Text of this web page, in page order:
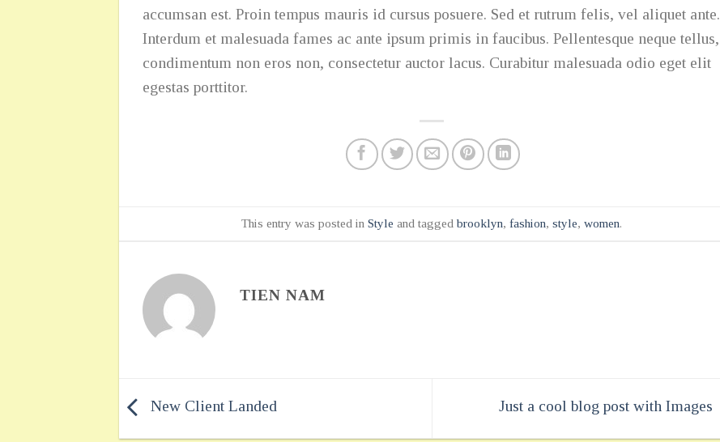
accumsan est. Proin tempus mauris id cursus posuere. Sed et rutrum felis, vel aliquet ante.
Interdum et malesuada fames ac ante ipsum primis in faucibus. Pellentesque neque tellus,
condimentum non eros non, consectetur auctor lacus. Curabitur malesuada odio eget elit
egestas porttitor.
This entry was posted inStyle and taggedbrooklyn,fashion,style,women.
TIEN NAM
New Client Landed Just a cool blog post with Images